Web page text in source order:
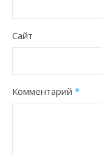
Сайт
Комментарий *